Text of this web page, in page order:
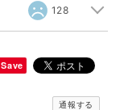
128
Save
通報する